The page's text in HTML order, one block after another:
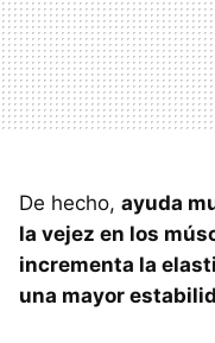
De hecho, ayuda
la vejez en los
incrementa la
una mayor